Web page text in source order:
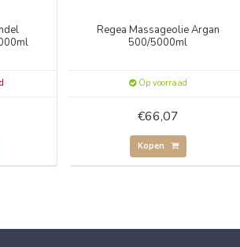
Regea Massageolie Argan
500/5000ml
Op voorraad
€66,07
Kopen